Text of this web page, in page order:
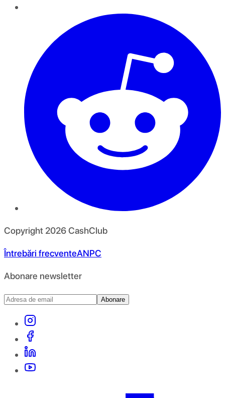
Copyright 2026CashClub
Întrebări frecventeANPC
Abonare newsletter
Abonare